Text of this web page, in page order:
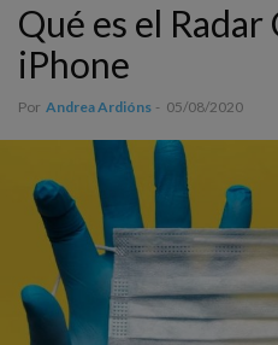
Qué es el Radar
iPhone
Por Andrea Ardións - 05/08/2020